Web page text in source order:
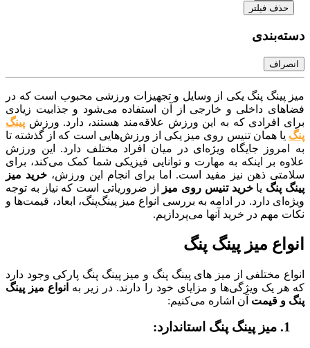
فیلتر
پنگ یکی از وسایل و تجهیزات ورزشی محبوب است که در
داخلی و خارجی از آن استفاده می‌شود و جذابیت زیادی
افرادی که به این ورزش علاقه‌مند هستند، دارد. ورزش پینگ‌
همان تنیس روی میز یکی از ورزش‌هایی است که از گذشته تا
جایگاه ویژه‌ای در میان افراد مختلف دارد. این ورزش
بر اینکه به مهارت و توانایی فیزیکی شما کمک می‌کند، برای
ذهن نیز مفید است. اما برای انجام این ورزش،خرید میز
پنگیاخرید تنیس روی میزاز ضروریاتی است که نیاز به توجه
دارد. در ادامه به بررسی انواع میز پینگ‌پنگ، ابعاد، قیمت‌ها و
مهم در خرید آنها می‌پردازیم.
میز پینگ پنگ
مختلفی از میز های پینگ پنگ و میز پینگ پنگ پارکی وجود دارد
یک ویژگی‌ها و مزایای خود را دارند. در زیر به انواع میز پینگ
قیمتآن اشاره می‌کنیم: